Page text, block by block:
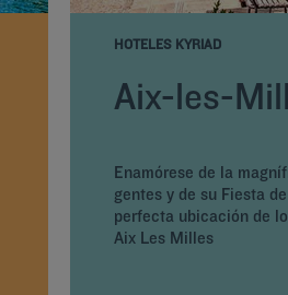
HOTELES KYRIAD
Aix-les-
Enamórese de la
gentes y de su Fiesta
perfecta ubicación de
Aix Les Milles